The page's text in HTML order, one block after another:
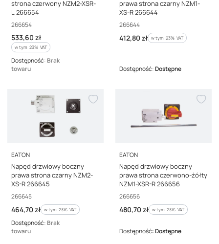
strona czerwony NZM2-XSR-
L 266654
Kod producenta
266654
Cena brutto
533,60 zł
w tym %s VAT
w tym 23% VAT
Dostępność: Brak
towaru
prawa strona czarny NZM1-
XS-R 266644
Kod producenta
266644
Cena brutto
412,80 zł w tym %s VAT
w tym 23% VAT
Dostępność:Dostępne
PRODUCENT
EATON
Napęd drzwiowy boczny
prawa strona czarny NZM2-
XS-R 266645
Kod producenta
266645
Cena brutto
464,70 zł w tym %s VAT
w tym 23% VAT
Dostępność: Brak
towaru
PRODUCENT
EATON
Napęd drzwiowy boczny
prawa strona czerwono-żółty
NZM1-XSR-R 266656
Kod producenta
266656
Cena brutto
480,70 zł w tym %s VAT
w tym 23% VAT
Dostępność:Dostępne